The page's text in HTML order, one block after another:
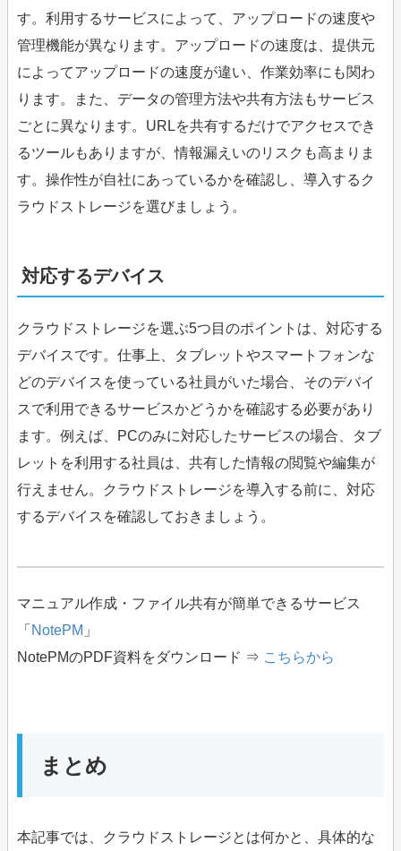
す。利用するサービスによって、アップロードの速度や
管理機能が異なります。アップロードの速度は、提供元
によってアップロードの速度が違い、作業効率にも関わ
ります。また、データの管理方法や共有方法もサービス
ごとに異なります。URLを共有するだけでアクセスでき
るツールもありますが、情報漏えいのリスクも高まりま
す。操作性が自社にあっているかを確認し、導入するク
ラウドストレージを選びましょう。
対応するデバイス
クラウドストレージを選ぶ5つ目のポイントは、対応する
デバイスです。仕事上、タブレットやスマートフォンな
どのデバイスを使っている社員がいた場合、そのデバイ
スで利用できるサービスかどうかを確認する必要があり
ます。例えば、PCのみに対応したサービスの場合、タブ
レットを利用する社員は、共有した情報の閲覧や編集が
行えません。クラウドストレージを導入する前に、対応
するデバイスを確認しておきましょう。
マニュアル作成・ファイル共有が簡単できるサービス
「 NotePM 」
NotePMのPDF資料をダウンロード ⇒ こちらから
まとめ
本記事では、クラウドストレージとは何かと、具体的な